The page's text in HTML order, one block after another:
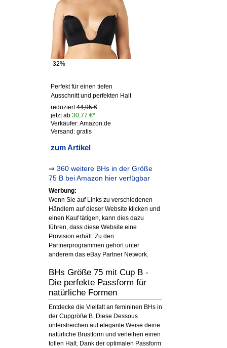
-32%
Perfekt für einen tiefen
Ausschnitt und perfekten Halt
reduziert:44,95 €
jetzt ab 30,77 €*
Verkäufer: Amazon.de
Versand: gratis
zum Artikel
⇒ 360 weitere BHs in der Größe
75 B bei Amazon hier verfügbar
Werbung:
Wenn Sie auf Links zu verschiedenen
Händlern auf dieser Website klicken und
einen Kauf tätigen, kann dies dazu
führen, dass diese Website eine
Provision erhält. Zu den
Partnerprogrammen gehört unter
anderem das eBay Partner Network.
BHs Größe 75 mit Cup B -
Die perfekte Passform für
natürliche Formen
Entdecke die Vielfalt an femininen BHs in
der Cupgröße B. Diese Dessous
unterstreichen auf elegante Weise deine
natürliche Brustform und verleihen einen
tollen Halt. Dank der optimalen Passform